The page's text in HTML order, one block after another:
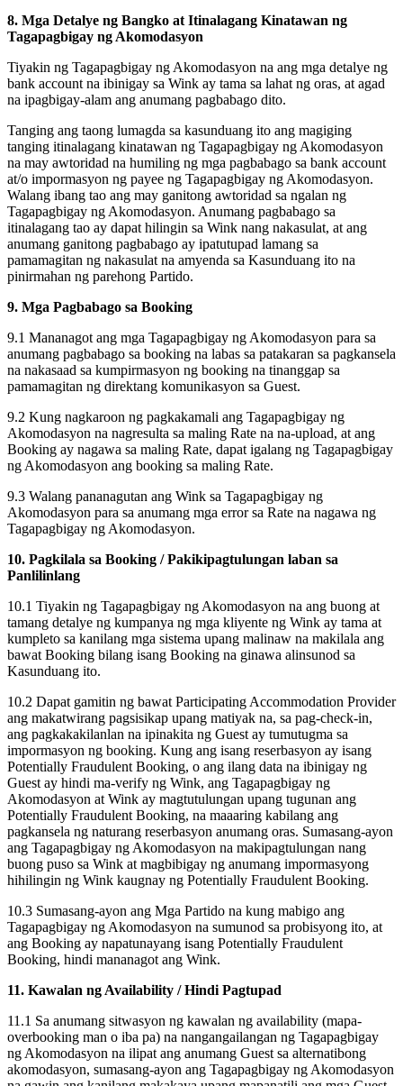
8. Mga Detalye ng Bangko at Itinalagang Kinatawan ng
Tagapagbigay ng Akomodasyon
Tiyakin ng Tagapagbigay ng Akomodasyon na ang mga detalye ng
bank account na ibinigay sa Wink ay tama sa lahat ng oras, at agad
na ipagbigay-alam ang anumang pagbabago dito.
Tanging ang taong lumagda sa kasunduang ito ang magiging
tanging itinalagang kinatawan ng Tagapagbigay ng Akomodasyon
na may awtoridad na humiling ng mga pagbabago sa bank account
at/o impormasyon ng payee ng Tagapagbigay ng Akomodasyon.
Walang ibang tao ang may ganitong awtoridad sa ngalan ng
Tagapagbigay ng Akomodasyon. Anumang pagbabago sa
itinalagang tao ay dapat hilingin sa Wink nang nakasulat, at ang
anumang ganitong pagbabago ay ipatutupad lamang sa
pamamagitan ng nakasulat na amyenda sa Kasunduang ito na
pinirmahan ng parehong Partido.
9. Mga Pagbabago sa Booking
9.1 Mananagot ang mga Tagapagbigay ng Akomodasyon para sa
anumang pagbabago sa booking na labas sa patakaran sa pagkansela
na nakasaad sa kumpirmasyon ng booking na tinanggap sa
pamamagitan ng direktang komunikasyon sa Guest.
9.2 Kung nagkaroon ng pagkakamali ang Tagapagbigay ng
Akomodasyon na nagresulta sa maling Rate na na-upload, at ang
Booking ay nagawa sa maling Rate, dapat igalang ng Tagapagbigay
ng Akomodasyon ang booking sa maling Rate.
9.3 Walang pananagutan ang Wink sa Tagapagbigay ng
Akomodasyon para sa anumang mga error sa Rate na nagawa ng
Tagapagbigay ng Akomodasyon.
10. Pagkilala sa Booking / Pakikipagtulungan laban sa
Panlilinlang
10.1 Tiyakin ng Tagapagbigay ng Akomodasyon na ang buong at
tamang detalye ng kumpanya ng mga kliyente ng Wink ay tama at
kumpleto sa kanilang mga sistema upang malinaw na makilala ang
bawat Booking bilang isang Booking na ginawa alinsunod sa
Kasunduang ito.
10.2 Dapat gamitin ng bawat Participating Accommodation Provider
ang makatwirang pagsisikap upang matiyak na, sa pag-check-in,
ang pagkakakilanlan na ipinakita ng Guest ay tumutugma sa
impormasyon ng booking. Kung ang isang reserbasyon ay isang
Potentially Fraudulent Booking, o ang ilang data na ibinigay ng
Guest ay hindi ma-verify ng Wink, ang Tagapagbigay ng
Akomodasyon at Wink ay magtutulungan upang tugunan ang
Potentially Fraudulent Booking, na maaaring kabilang ang
pagkansela ng naturang reserbasyon anumang oras. Sumasang-ayon
ang Tagapagbigay ng Akomodasyon na makipagtulungan nang
buong puso sa Wink at magbibigay ng anumang impormasyong
hihilingin ng Wink kaugnay ng Potentially Fraudulent Booking.
10.3 Sumasang-ayon ang Mga Partido na kung mabigo ang
Tagapagbigay ng Akomodasyon na sumunod sa probisyong ito, at
ang Booking ay napatunayang isang Potentially Fraudulent
Booking, hindi mananagot ang Wink.
11. Kawalan ng Availability / Hindi Pagtupad
11.1 Sa anumang sitwasyon ng kawalan ng availability (mapa-
overbooking man o iba pa) na nangangailangan ng Tagapagbigay
ng Akomodasyon na ilipat ang anumang Guest sa alternatibong
akomodasyon, sumasang-ayon ang Tagapagbigay ng Akomodasyon